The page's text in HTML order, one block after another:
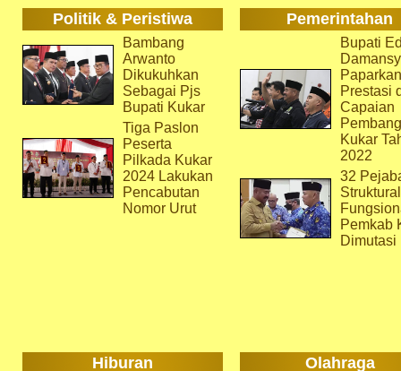
Politik & Peristiwa Pemerintahan
Bambang
Arwanto
Dikukuhkan
Sebagai Pjs
Bupati Kukar
Tiga Paslon
Peserta
Pilkada Kukar
2024 Lakukan
Pencabutan
Nomor Urut
Bupati
Paparkan
Prestasi
Capaian
Kukar
2022
32
Pemkab
Dimutasi
Hiburan Olahraga